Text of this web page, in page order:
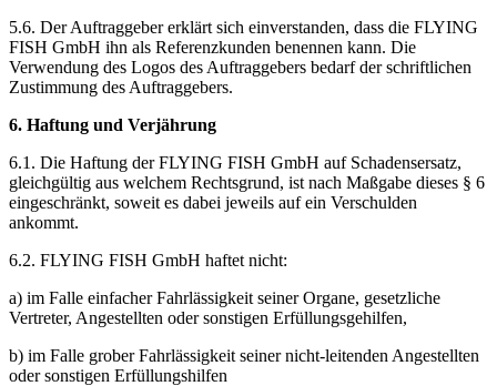
5.6. Der Auftraggeber erklärt sich einverstanden, dass die FLYING
FISH GmbH ihn als Referenzkunden benennen kann. Die
Verwendung des Logos des Auftraggebers bedarf der schriftlichen
Zustimmung des Auftraggebers.
6. Haftung und Verjährung
6.1. Die Haftung der FLYING FISH GmbH auf Schadensersatz,
gleichgültig aus welchem Rechtsgrund, ist nach Maßgabe dieses § 6
eingeschränkt, soweit es dabei jeweils auf ein Verschulden
ankommt.
6.2. FLYING FISH GmbH haftet nicht:
a) im Falle einfacher Fahrlässigkeit seiner Organe, gesetzliche
Vertreter, Angestellten oder sonstigen Erfüllungsgehilfen,
b) im Falle grober Fahrlässigkeit seiner nicht-leitenden Angestellten
oder sonstigen Erfüllungshilfen